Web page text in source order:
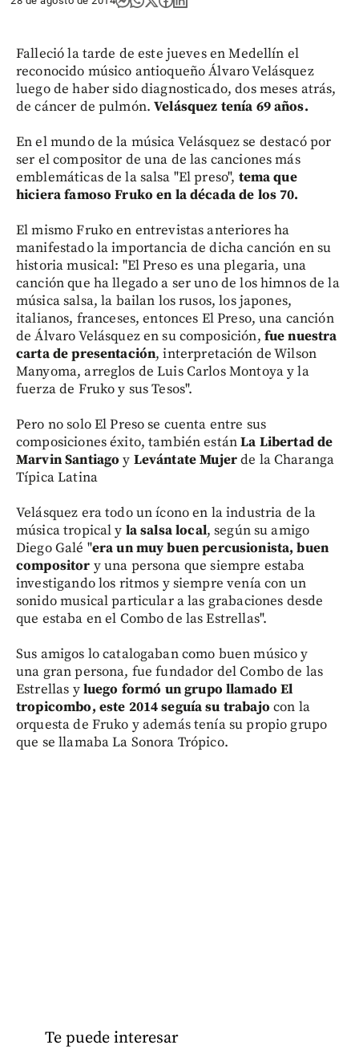
Falleció la tarde de este jueves en Medellín el
reconocido músico antioqueño Álvaro Velásquez
luego de haber sido diagnosticado, dos meses atrás,
de cáncer de pulmón.Velásquez tenía 69 años.
En el mundo de la música Velásquez se destacó por
ser el compositor de una de las canciones más
emblemáticas de la salsa "El preso", tema que
hiciera famoso Fruko en la década de los 70.
El mismo Fruko en entrevistas anteriores ha
manifestado la importancia de dicha canción en su
historia musical: "El Preso es una plegaria, una
canción que ha llegado a ser uno de los himnos de la
música salsa, la bailan los rusos, los japones,
italianos, franceses, entonces El Preso, una canción
de Álvaro Velásquez en su composición, fue nuestra
carta de presentación, interpretación de Wilson
Manyoma, arreglos de Luis Carlos Montoya y la
fuerza de Fruko y sus Tesos".
Pero no solo El Preso se cuenta entre sus
composiciones éxito, también estánLa Libertad de
Marvin Santiago y Levántate Mujerde la Charanga
Típica Latina
Velásquez era todo un ícono en la industria de la
música tropical y la salsa local, según su amigo
Diego Galé "era un muy buen percusionista, buen
compositor y una persona que siempre estaba
investigando los ritmos y siempre venía con un
sonido musical particular a las grabaciones desde
que estaba en el Combo de las Estrellas".
Sus amigos lo catalogaban como buen músico y
una gran persona, fue fundador del Combo de las
Estrellas yluego formó un grupo llamado El
tropicombo, este 2014 seguía su trabajo con la
orquesta de Fruko y además tenía su propio grupo
que se llamaba La Sonora Trópico.
Te puede interesar